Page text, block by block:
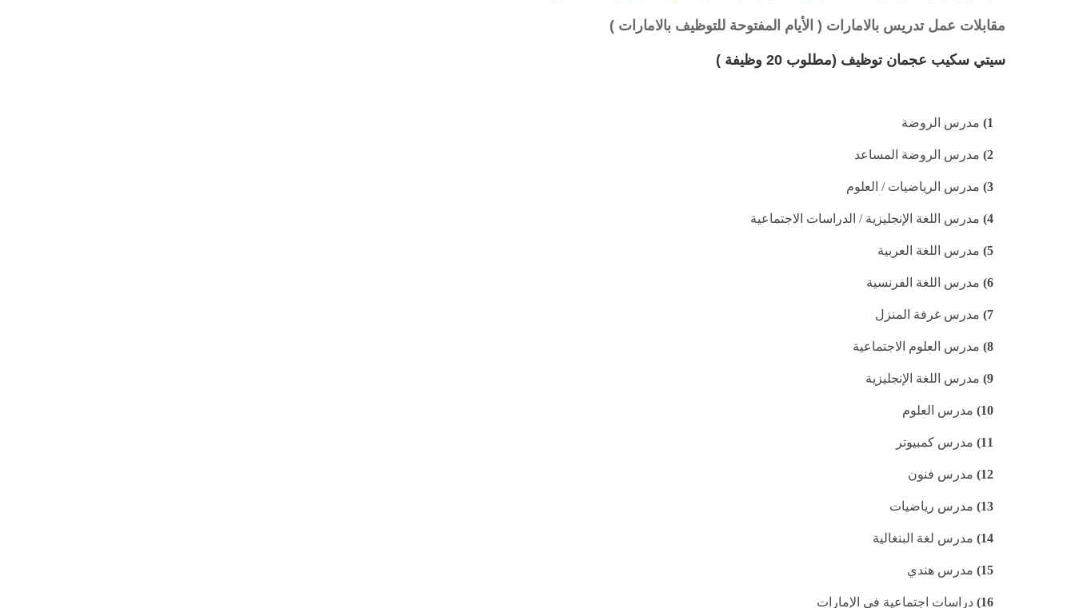
مقابلات عمل تدريس بالامارات ( الأيام المفتوحة للتوظيف بالامارات )
سيتي سكيب عجمان توظيف (مطلوب 20 وظيفة )
1) مدرس الروضة
2) مدرس الروضة المساعد
3) مدرس الرياضيات / العلوم
4) مدرس اللغة الإنجليزية / الدراسات الاجتماعية
5) مدرس اللغة العربية
6) مدرس اللغة الفرنسية
7) مدرس غرفة المنزل
8) مدرس العلوم الاجتماعية
9) مدرس اللغة الإنجليزية
10) مدرس العلوم
11) مدرس كمبيوتر
12) مدرس فنون
13) مدرس رياضيات
14) مدرس لغة البنغالية
15) مدرس هندي
16) دراسات اجتماعية في الإمارات